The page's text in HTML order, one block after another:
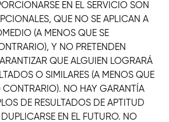
EN EL SERVICIO SON
QUE NO SE APLICAN A
(A MENOS QUE SE
Y NO PRETENDEN
QUE ALGUIEN LOGRARÁ
O SIMILARES (A MENOS QUE
CONTRARIO). NO HAY GARANTÍA
DE RESULTADOS DE APTITUD
EN EL FUTURO. NO